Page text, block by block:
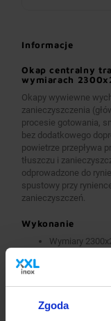
Zgoda
Informacje
Okap centralny
wymiarach
Okapy wywiewne
zanieczyszczenia
procesie gotowania,
bez dodatkowego
powietrze przepływa
tłuszczu i
odprowadzone do
spustowy przy
zanieczyszczeń.
Wykonanie
Wymiary
Okapy
wersji
Okapy